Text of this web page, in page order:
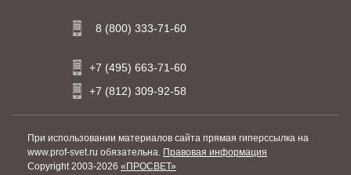
8 (800) 333-71-60
+7 (495) 663-71-60
+7 (812) 309-92-58
При использовании материалов сайта прямая гиперссылка на
www.prof-svet.ru обязательна. Правовая информация
Copyright 2003-2026 «ПРОСВЕТ»